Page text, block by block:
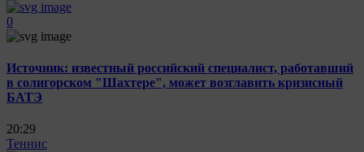
0
Источник: известный российский специалист, работавший
в солигорском "Шахтере", может возглавить кризисный
БАТЭ
20:29
Теннис